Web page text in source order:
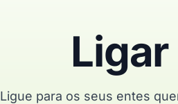
Ligue para os seus entes